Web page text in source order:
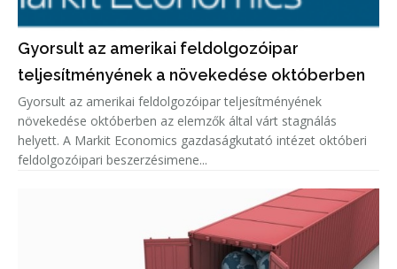
Gyorsult az amerikai feldolgozóipar
teljesítményének a növekedése októberben
Gyorsult az amerikai feldolgozóipar teljesítményének
növekedése októberben az elemzők által várt stagnálás
helyett. A Markit Economics gazdaságkutató intézet októberi
feldolgozóipari beszerzésimene...